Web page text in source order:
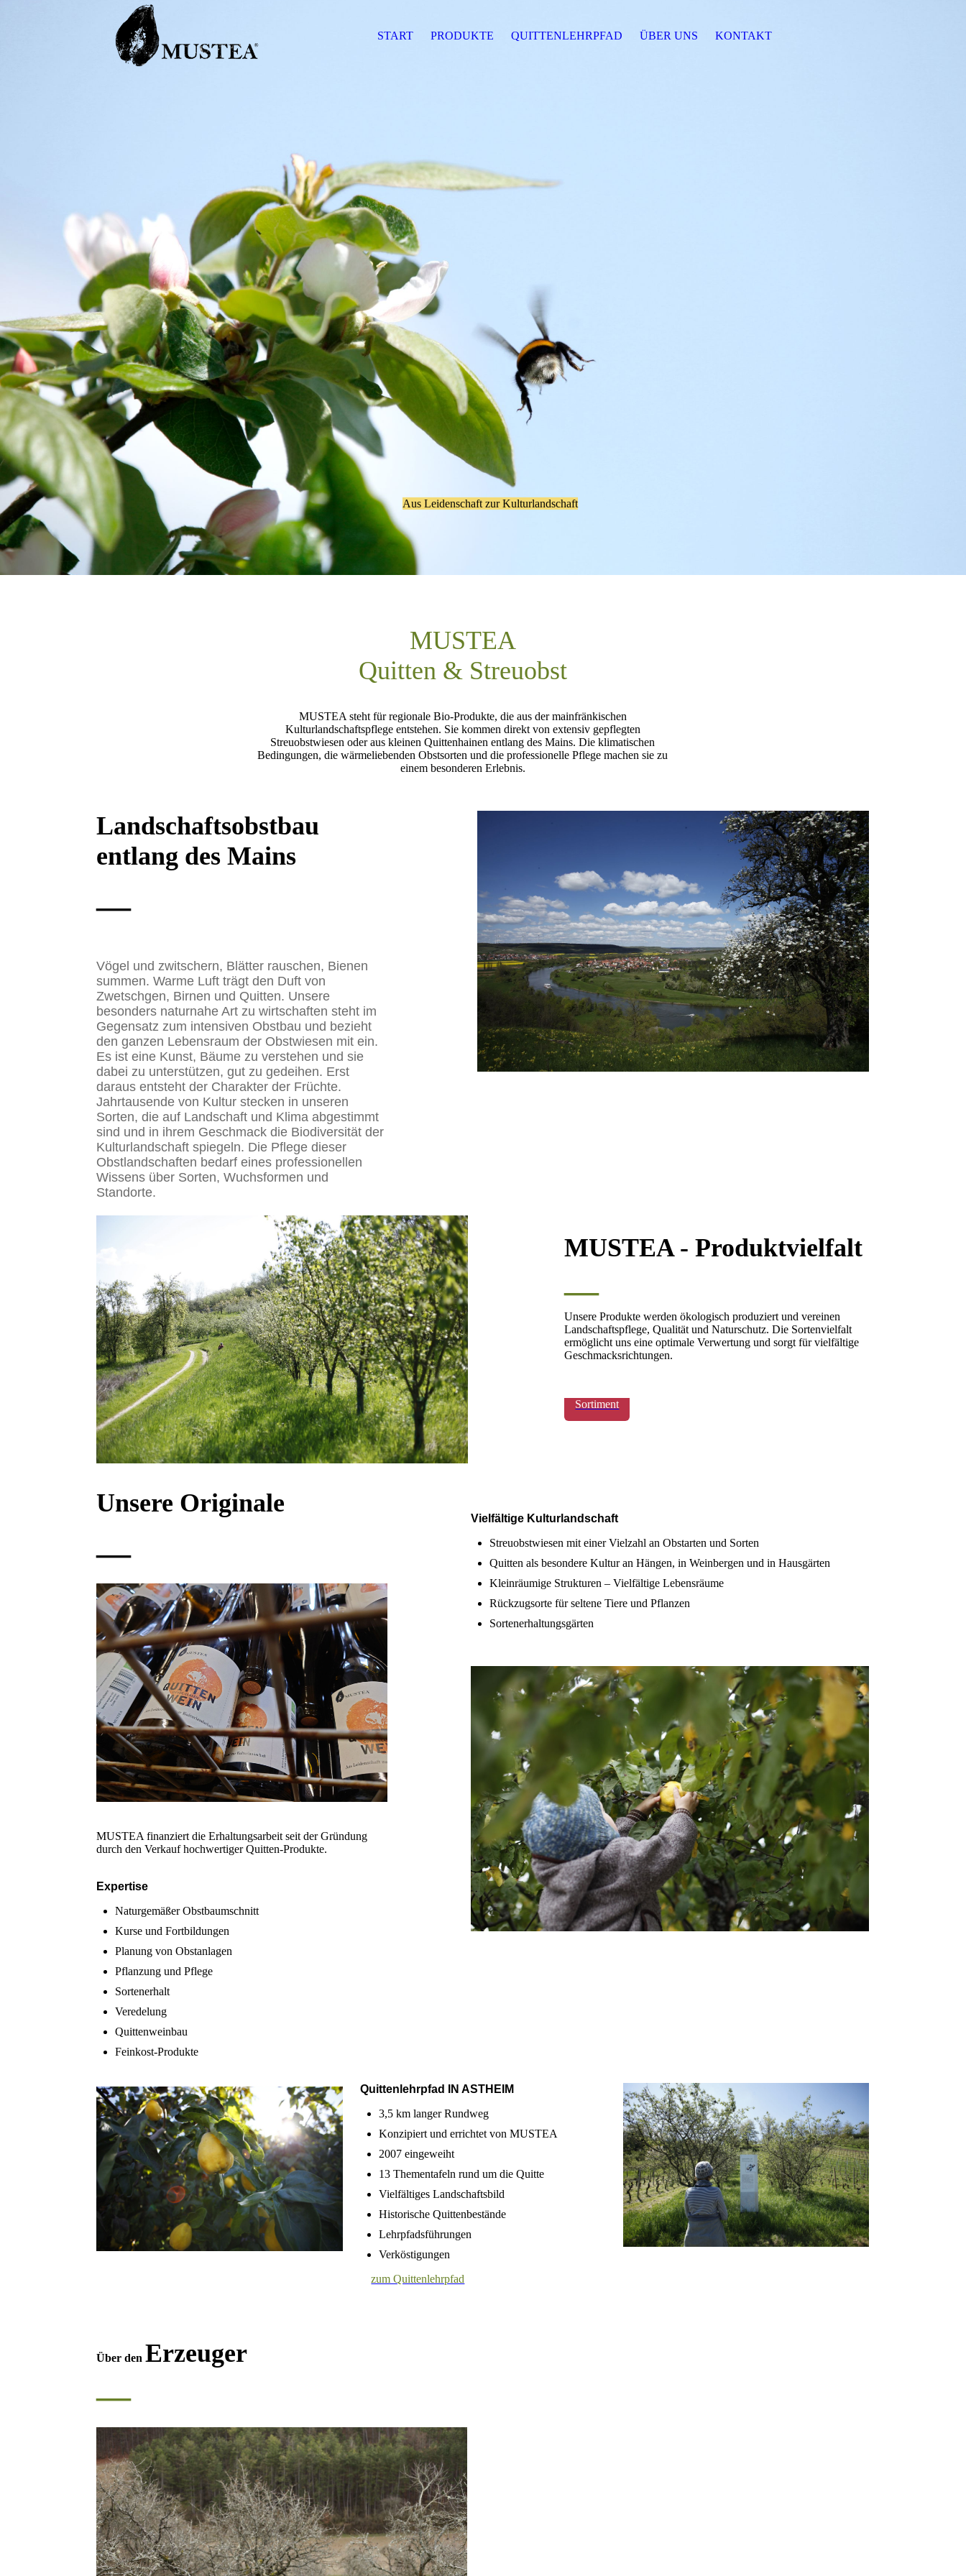
START PRODUKTE QUITTENLEHRPFAD ÜBER UNS KONTAKT
Aus Leidenschaft zur Kulturlandschaft
MUSTEA
Quitten & Streuobst
MUSTEA steht für regionale Bio-Produkte, die aus der mainfränkischen
Kulturlandschaftspflege entstehen. Sie kommen direkt von extensiv gepflegten
Streuobstwiesen oder aus kleinen Quittenhainen entlang des Mains. Die klimatischen
Bedingungen, die wärmeliebenden Obstsorten und die professionelle Pflege machen sie zu
einem besonderen Erlebnis.
Landschaftsobstbau
entlang des Mains
—
Vögel und zwitschern, Blätter rauschen, Bienen
summen. Warme Luft trägt den Duft von
Zwetschgen, Birnen und Quitten. Unsere
besonders naturnahe Art zu wirtschaften steht im
Gegensatz zum intensiven Obstbau und bezieht
den ganzen Lebensraum der Obstwiesen mit ein.
Es ist eine Kunst, Bäume zu verstehen und sie
dabei zu unterstützen, gut zu gedeihen. Erst
daraus entsteht der Charakter der Früchte.
Jahrtausende von Kultur stecken in unseren
Sorten, die auf Landschaft und Klima abgestimmt
sind und in ihrem Geschmack die Biodiversität der
Kulturlandschaft spiegeln. Die Pflege dieser
Obstlandschaften bedarf eines professionellen
Wissens über Sorten, Wuchsformen und
Standorte.
MUSTEA - Produktvielfalt
—
Unsere Produkte werden ökologisch produziert und vereinen
Landschaftspflege, Qualität und Naturschutz. Die Sortenvielfalt
ermöglicht uns eine optimale Verwertung und sorgt für vielfältige
Geschmacksrichtungen.
Sortiment
Unsere Originale
—
MUSTEA finanziert die Erhaltungsarbeit seit der Gründung
durch den Verkauf hochwertiger Quitten-Produkte.
Expertise
Naturgemäßer Obstbaumschnitt
Kurse und Fortbildungen
Planung von Obstanlagen
Pflanzung und Pflege
Sortenerhalt
Veredelung
Quittenweinbau
Feinkost-Produkte
Vielfältige Kulturlandschaft
Streuobstwiesen mit einer Vielzahl an Obstarten und Sorten
Quitten als besondere Kultur an Hängen, in Weinbergen und in Hausgärten
Kleinräumige Strukturen – Vielfältige Lebensräume
Rückzugsorte für seltene Tiere und Pflanzen
Sortenerhaltungsgärten
Quittenlehrpfad IN ASTHEIM
3,5 km langer Rundweg
Konzipiert und errichtet von MUSTEA
2007 eingeweiht
13 Thementafeln rund um die Quitte
Vielfältiges Landschaftsbild
Historische Quittenbestände
Lehrpfadsführungen
Verköstigungen
zum Quittenlehrpfad
Über denErzeuger
—